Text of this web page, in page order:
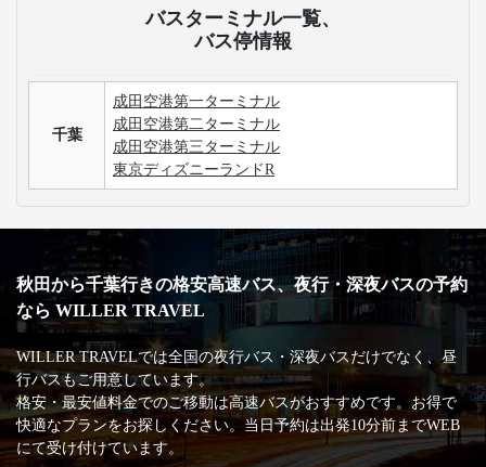
バスターミナル一覧、
バス停情報
千葉
成田空港第一ターミナル
成田空港第二ターミナル
成田空港第三ターミナル
東京ディズニーランドR
秋田から千葉行きの格安高速バス、夜行・深夜バスの予約
なら WILLER TRAVEL
WILLER TRAVELでは全国の夜行バス・深夜バスだけでなく、昼
行バスもご用意しています。
格安・最安値料金でのご移動は高速バスがおすすめです。お得で
快適なプランをお探しください。当日予約は出発10分前までWEB
にて受け付けています。